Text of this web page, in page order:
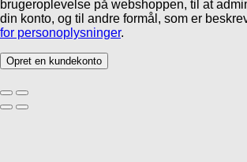
brugeroplevelse på webshoppen, til at
din konto, og til andre formål, som er
for personoplysninger.
Opret en kundekonto